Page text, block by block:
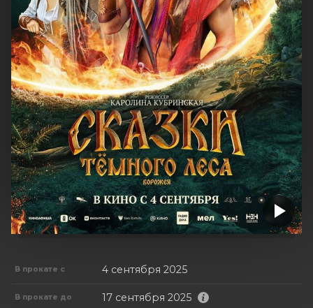
В прокате с 4 сентября 2025
В прокате до 17 сентября 2025